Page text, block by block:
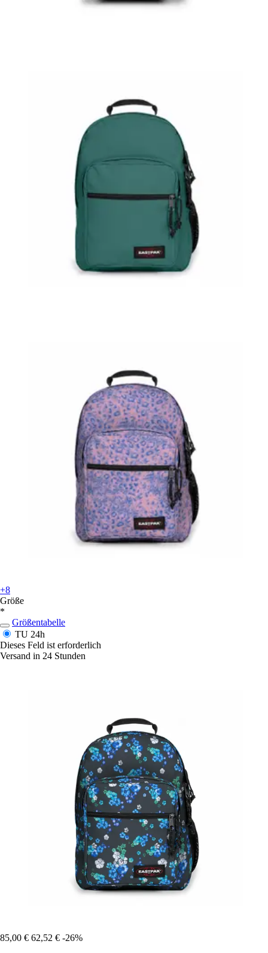
+8
Größe
*
Größentabelle
TU 24h
Dieses Feld ist erforderlich
Versand in 24 Stunden
85,00 € 62,52 € -26%